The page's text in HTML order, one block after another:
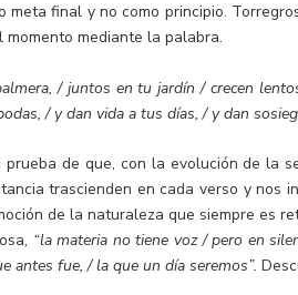
meta final y no como principio.
mediante la palabra.
/ juntos en tu jardín / crecen
/ y dan vida a tus días, / y dan
prueba de que, con la evolución de la
trascienden en cada verso y
de la naturaleza que siempre es
“la materia no tiene voz / pero en
antes fue, / la que un día seremos”.